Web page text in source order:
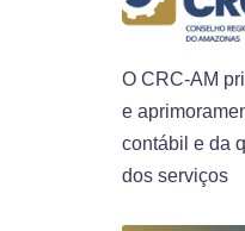
O CRC-AM
e
contábil e da
dos serviços